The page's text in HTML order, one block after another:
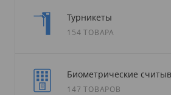
Турникеты
154 ТОВАРА
Биометрические
147 ТОВАРОВ